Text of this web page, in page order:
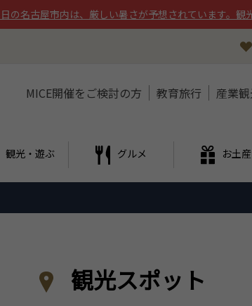
の名古屋市内は、厳しい暑さが予想されています。
MICE開催をご検討の方 教育旅行 産業
観光・遊ぶ グルメ お土産
観光スポット